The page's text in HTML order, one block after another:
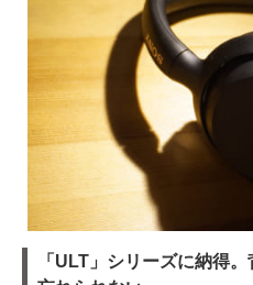
「ULT」シリーズに納得